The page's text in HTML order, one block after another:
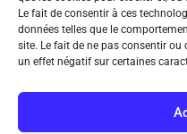
Le fait de consentir à ces
données telles que le
site. Le fait de ne pas consentir
un effet négatif sur certaines
de l’Information et de la
17 rue de l’Amiral Hamelin